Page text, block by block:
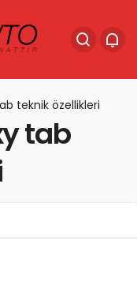
teknik özellikleri
tab